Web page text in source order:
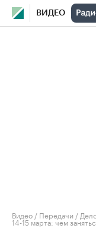
ВИДЕО
Видео / Передачи /
14-15 марта: чем